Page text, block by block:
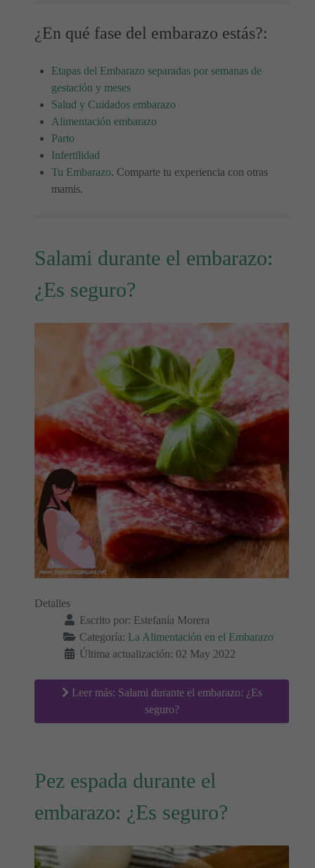
¿En qué fase del embarazo estás?:
Etapas del Embarazo separadas por semanas de
gestación y meses
Salud y Cuidados embarazo
Alimentación embarazo
Parto
Infertilidad
Tu Embarazo. Comparte tu experiencia con otras
mamis.
Salami durante el embarazo:
¿Es seguro?
Detalles
Escrito por: Estefanía Morera
Categoría: La Alimentación en el Embarazo
Última actualización: 02 May 2022
Leer más: Salami durante el embarazo: ¿Es
seguro?
Pez espada durante el
embarazo: ¿Es seguro?